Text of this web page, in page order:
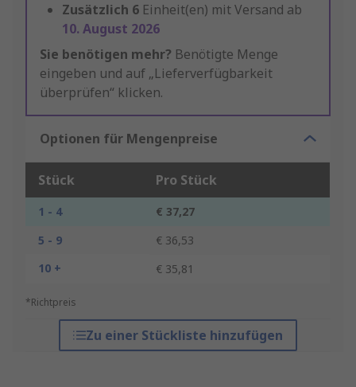
Zusätzlich 6 Einheit(en) mit Versand ab
10. August 2026
Sie benötigen mehr? Benötigte Menge
eingeben und auf „Lieferverfügbarkeit
überprüfen“ klicken.
Optionen für Mengenpreise
Stück Pro Stück
1 - 4
€ 37,27
5 - 9
€ 36,53
10 +
€ 35,81
*Richtpreis
Zu einer Stückliste hinzufügen